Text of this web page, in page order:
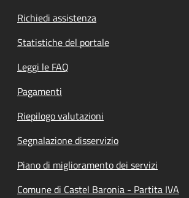
Richiedi assistenza
Statistiche del portale
Leggi le FAQ
Pagamenti
Riepilogo valutazioni
Segnalazione disservizio
Piano di miglioramento dei servizi
Comune di Castel Baronia - Partita IVA